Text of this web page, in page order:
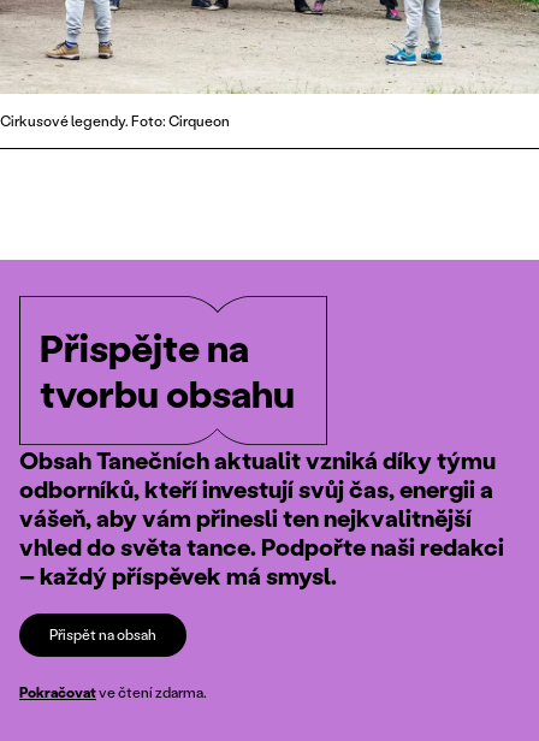
Cirkusové legendy. Foto: Cirqueon
Přispějte na
tvorbu obsahu
Obsah Tanečních aktualit vzniká díky týmu
odborníků, kteří investují svůj čas, energii a
vášeň, aby vám přinesli ten nejkvalitnější
vhled do světa tance. Podpořte naši redakci
– každý příspěvek má smysl.
Přispět na obsah
Pokračovatve čtení zdarma.